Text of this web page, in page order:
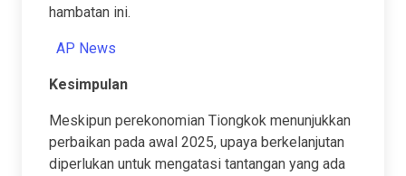
hambatan ini.
AP News
Kesimpulan
Meskipun perekonomian Tiongkok menunjukkan
perbaikan pada awal 2025, upaya berkelanjutan
diperlukan untuk mengatasi tantangan yang ada